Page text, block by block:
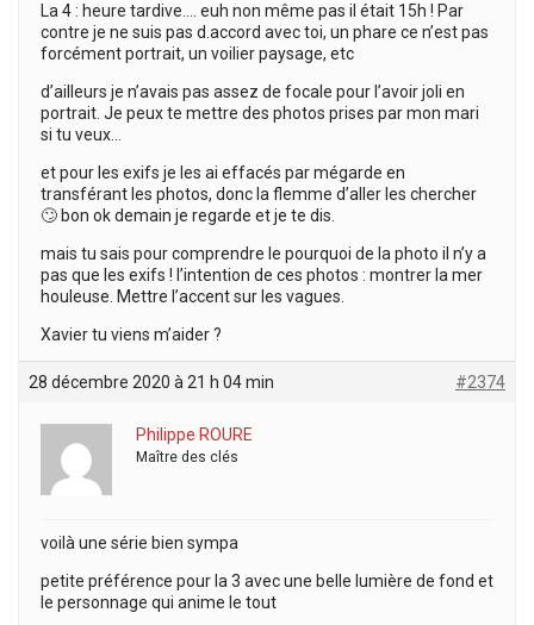
La 4 : heure tardive…. euh non même pas il était 15h ! Par
contre je ne suis pas d.accord avec toi, un phare ce n’est pas
forcément portrait, un voilier paysage, etc
d’ailleurs je n’avais pas assez de focale pour l’avoir joli en
portrait. Je peux te mettre des photos prises par mon mari
si tu veux…
et pour les exifs je les ai effacés par mégarde en
transférant les photos, donc la flemme d’aller les chercher
🙄 bon ok demain je regarde et je te dis.
mais tu sais pour comprendre le pourquoi de la photo il n’y a
pas que les exifs ! l’intention de ces photos : montrer la mer
houleuse. Mettre l’accent sur les vagues.
Xavier tu viens m’aider ?
28 décembre 2020 à 21 h 04 min #2374
Philippe ROURE
Maître des clés
voilà une série bien sympa
petite préférence pour la 3 avec une belle lumière de fond et
le personnage qui anime le tout